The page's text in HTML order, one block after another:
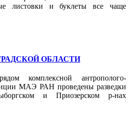
листовки и буклеты все чаще
ОБЛАСТИ
комплексной антрополого-
МАЭ РАН проведены разведки
и Приозерском р-нах